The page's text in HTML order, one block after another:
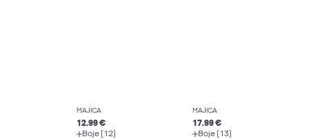
MAJICA
12.99 €
Boje (12)
MAJICA
17.99 €
Boje (13)